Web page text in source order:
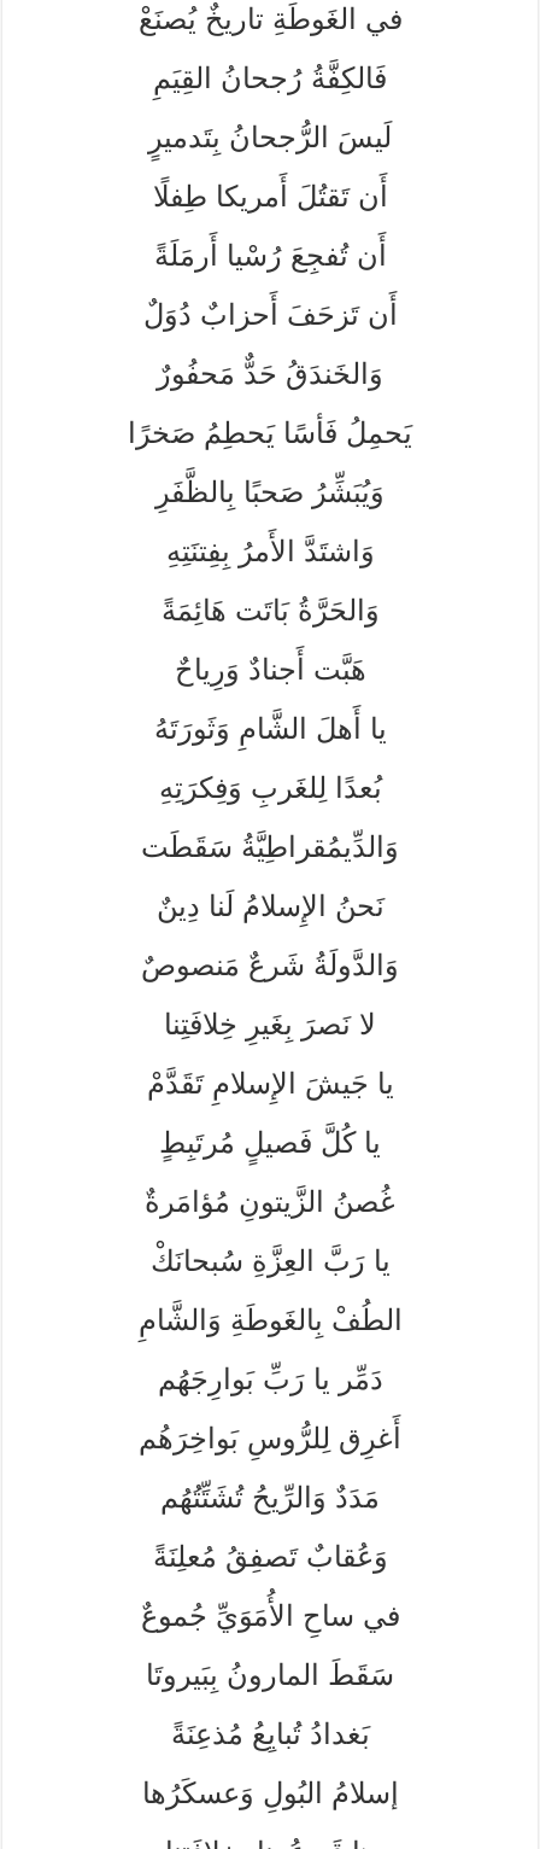
في الغَوطَةِ تاريخٌ يُصنَعْ
فَالكِفَّةُ رُجحانُ القِيَمِ
لَيسَ الرُّجحانُ بِتَدميرٍ
أَن تَقتُلَ أَمريكا طِفلًا
أَن تُفجِعَ رُسْيا أَرمَلَةً
أَن تَزحَفَ أَحزابٌ دُوَلٌ
وَالخَندَقُ حَدٌّ مَحفُورٌ
يَحمِلُ فَأسًا يَحطِمُ صَخرًا
وَيُبَشِّرُ صَحبًا بِالظَّفَرِ
وَاشتَدَّ الأَمرُ بِفِتنَتِهِ
وَالحَرَّةُ بَاتَت هَائِمَةً
هَبَّت أَجنادٌ وَرِياحٌ
يا أَهلَ الشَّامِ وَثَورَتَهُ
بُعدًا لِلغَربِ وَفِكرَتِهِ
وَالدِّيمُقراطِيَّةُ سَقَطَت
نَحنُ الإِسلامُ لَنا دِينٌ
وَالدَّولَةُ شَرعٌ مَنصوصٌ
لا نَصرَ بِغَيرِ خِلافَتِنا
يا جَيشَ الإِسلامِ تَقَدَّمْ
يا كُلَّ فَصيلٍ مُرتَبِطٍ
غُصنُ الزَّيتونِ مُؤامَرةٌ
يا رَبَّ العِزَّةِ سُبحانَكْ
الطُفْ بِالغَوطَةِ وَالشَّامِ
دَمِّر يا رَبِّ بَوارِجَهُم
أَغرِق لِلرُّوسِ بَواخِرَهُم
مَدَدٌ وَالرِّيحُ تُشَتِّتُهُم
وَعُقابٌ تَصفِقُ مُعلِنَةً
في ساحِ الأُمَوَيِّ جُموعٌ
سَقَطَ المارونُ بِبَيروتَا
بَغدادُ تُبايِعُ مُذعِنَةً
إسلامُ البُولِ وَعسكَرُها